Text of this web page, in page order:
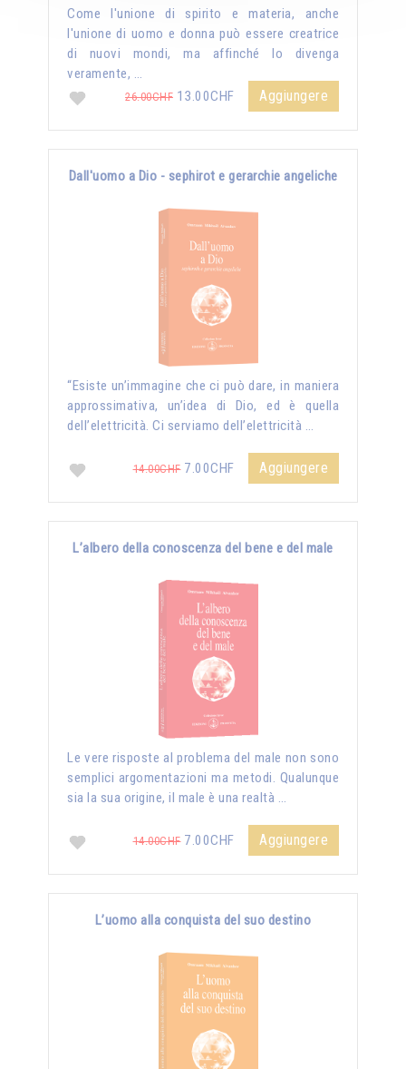
Come l'unione di spirito e materia, anche
l'unione di uomo e donna può essere creatrice
di nuovi mondi, ma affinché lo divenga
veramente, …
26.00CHF 13.00CHF Aggiungere
Dall'uomo a Dio - sephirot e gerarchie angeliche
“Esiste un’immagine che ci può dare, in maniera
approssimativa, un’idea di Dio, ed è quella
dell’elettricità. Ci serviamo dell’elettricità …
14.00CHF7.00CHF Aggiungere
L’albero della conoscenza del bene e del male
Le vere risposte al problema del male non sono
semplici argomentazioni ma metodi. Qualunque
sia la sua origine, il male è una realtà …
14.00CHF7.00CHF Aggiungere
L’uomo alla conquista del suo destino